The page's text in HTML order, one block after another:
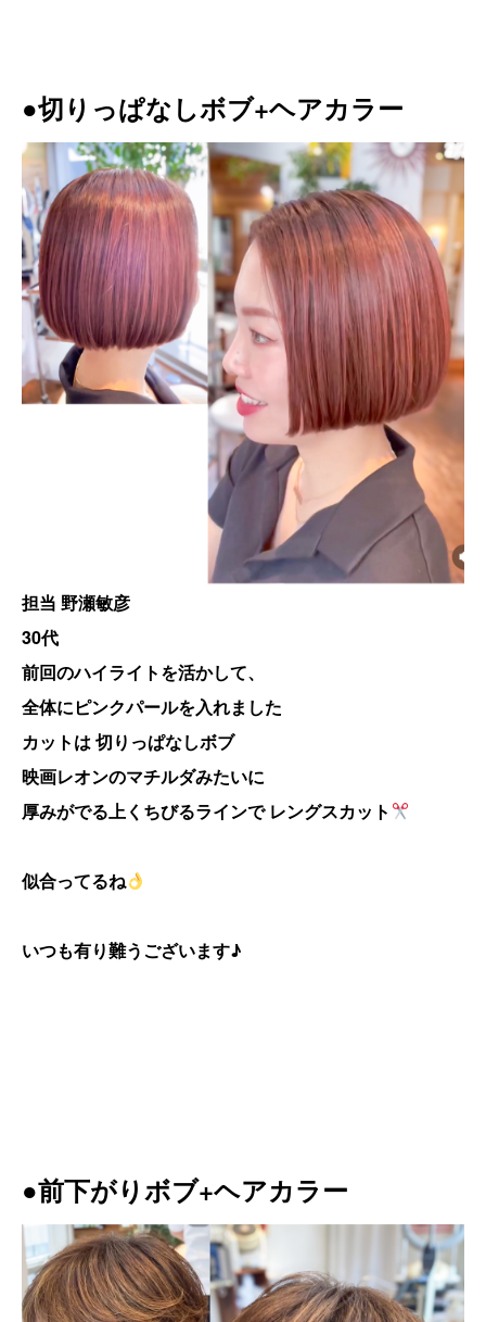
●切りっぱなしボブ+ヘアカラー
担当 野瀬敏彦
30代
前回のハイライトを活かして、
全体にピンクパールを入れました
カットは 切りっぱなしボブ
映画レオンのマチルダみたいに
厚みがでる上くちびるラインで レングスカット
似合ってるね
いつも有り難うございます♪
●前下がりボブ+ヘアカラー